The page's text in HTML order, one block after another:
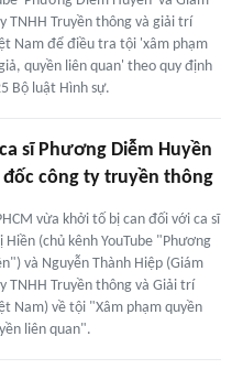
TNHH Truyền thông và giải trí
Nam để điều tra tội 'xâm phạm
quyền liên quan' theo quy định
Bộ luật Hình sự.
sĩ Phương Diễm Huyền
đốc công ty truyền thông
vừa khởi tố bị can đối với ca sĩ
Hiền (chủ kênh YouTube "Phương
và Nguyễn Thành Hiệp (Giám
TNHH Truyền thông và Giải trí
Nam) về tội "Xâm phạm quyền
liên quan".